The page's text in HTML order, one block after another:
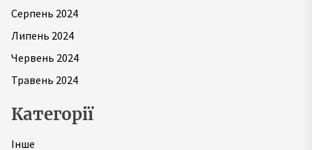
Серпень 2024
Липень 2024
Червень 2024
Травень 2024
Категорії
Інше